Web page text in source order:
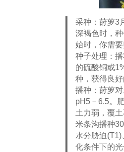
采种：莳萝3
深褐色时，
始时，你需
种子处理：
的硫酸铜或
种，获得良好
播种：莳萝
pH5－6.5。
土力弱，覆
米条沟播种
水分胁迫
化条件下的